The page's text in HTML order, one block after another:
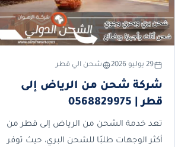
29 يوليو 2026 شحن الي قطر
شركة شحن من الرياض إلى
قطر | 0568829975
تعد خدمة الشحن من الرياض إلى قطر من
أكثر الوجهات طلبًا للشحن البري، حيث توفر